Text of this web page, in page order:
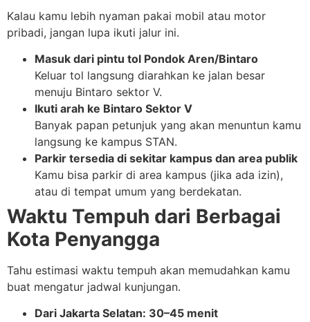
Kalau kamu lebih nyaman pakai mobil atau motor
pribadi, jangan lupa ikuti jalur ini.
Masuk dari pintu tol Pondok Aren/Bintaro
Keluar tol langsung diarahkan ke jalan besar
menuju Bintaro sektor V.
Ikuti arah ke Bintaro Sektor V
Banyak papan petunjuk yang akan menuntun kamu
langsung ke kampus STAN.
Parkir tersedia di sekitar kampus dan area publik
Kamu bisa parkir di area kampus (jika ada izin),
atau di tempat umum yang berdekatan.
Waktu Tempuh dari Berbagai
Kota Penyangga
Tahu estimasi waktu tempuh akan memudahkan kamu
buat mengatur jadwal kunjungan.
Dari Jakarta Selatan: 30–45 menit